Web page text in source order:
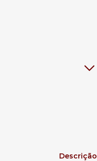
Descrição